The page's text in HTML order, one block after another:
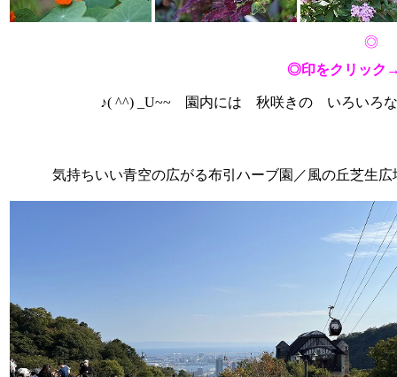
◎
◎印をクリック
♪( ^^) _U~~ 園内には 秋咲きの いろいろな
気持ちいい青空の広がる布引ハーブ園／風の丘芝生